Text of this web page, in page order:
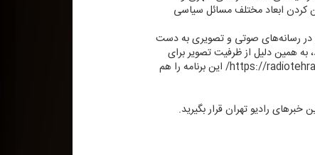
كردن ابعاد مختلف مسائل سیاسی
است تا جایگاه ویژه‌ای در رسانه‌های صوتی و تصویری به دست
به همین دلیل از ظرفیت تصویر برای
ماندگاری بیشتر هم بهره گرفته، كه علاقه مندان می‌توانند از طریق برنامه كاربردی ایرانصدا و یا سایت رادیو تهران به آدرس https://radiotehran.ir/ این برنامه را هم